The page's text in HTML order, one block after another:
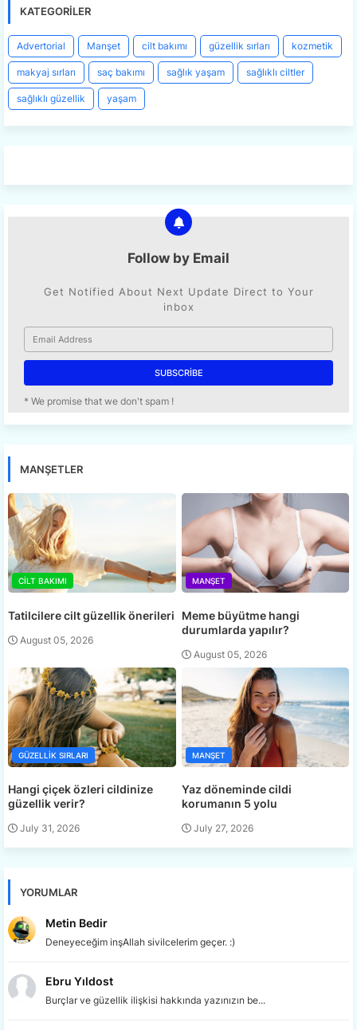
KATEGORILER
Advertorial Manşet cilt bakımı güzellik sırları kozmetik
makyaj sırları saç bakımı sağlık yaşam sağlıklı ciltler
sağlıklı güzellik yaşam
Follow by Email
Get Notified About Next Update Direct to Your
inbox
* We promise that we don't spam !
MANŞETLER
CILT BAKIMI
Tatilcilere cilt güzellik önerileri
August 05, 2026
MANŞET
Meme büyütme hangi
durumlarda yapılır?
August 05, 2026
GÜZELLIK SIRLARI
Hangi çiçek özleri cildinize
güzellik verir?
July 31, 2026
MANŞET
Yaz döneminde cildi
korumanın 5 yolu
July 27, 2026
YORUMLAR
Metin Bedir
Deneyeceğim inşAllah sivilcelerim geçer. :)
Ebru Yıldost
Burçlar ve güzellik ilişkisi hakkında yazınızın be...